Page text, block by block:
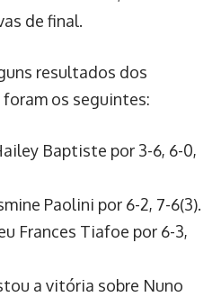
de final.
resultados dos
os seguintes:
Baptiste por 3-6, 6-0,
Paolini por 6-2, 7-6(3).
Frances Tiafoe por 6-3,
a vitória sobre Nuno